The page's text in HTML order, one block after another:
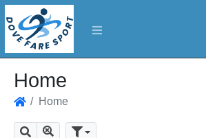
Home
Home
Cerca Mostra tutti i risultati
Parametri di ricerca